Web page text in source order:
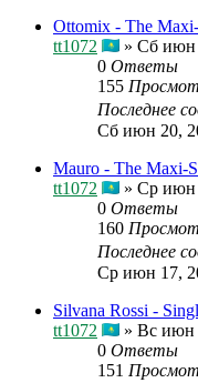
Ottomix - The
tt1072
» Сб июн
0 Ответы
155
Последнее
Сб июн 20,
Mauro - The Maxi-
tt1072
» Ср июн
0 Ответы
160
Последнее
Ср июн 17,
Silvana Rossi -
tt1072
» Вс июн
0 Ответы
151